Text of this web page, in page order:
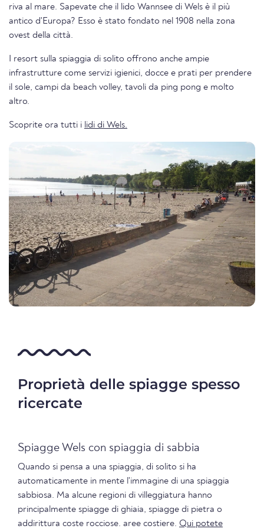
riva al mare. Sapevate che il lido Wannsee di Wels è il più
antico d'Europa? Esso è stato fondato nel 1908 nella zona
ovest della città.
I resort sulla spiaggia di solito offrono anche ampie
infrastrutture come servizi igienici, docce e prati per prendere
il sole, campi da beach volley, tavoli da ping pong e molto
altro.
Scoprite ora tutti i lidi di Wels.
Proprietà delle spiagge spesso
ricercate
Spiagge Wels con spiaggia di sabbia
Quando si pensa a una spiaggia, di solito si ha
automaticamente in mente l'immagine di una spiaggia
sabbiosa. Ma alcune regioni di villeggiatura hanno
principalmente spiagge di ghiaia, spiagge di pietra o
addirittura coste rocciose. aree costiere. Qui potete